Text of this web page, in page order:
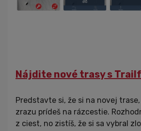
Nájdite nové trasy s
Predstavte si, že si na novej
zrazu prídeš na rázcestie.
z ciest, no zistíš, že si sa vybral